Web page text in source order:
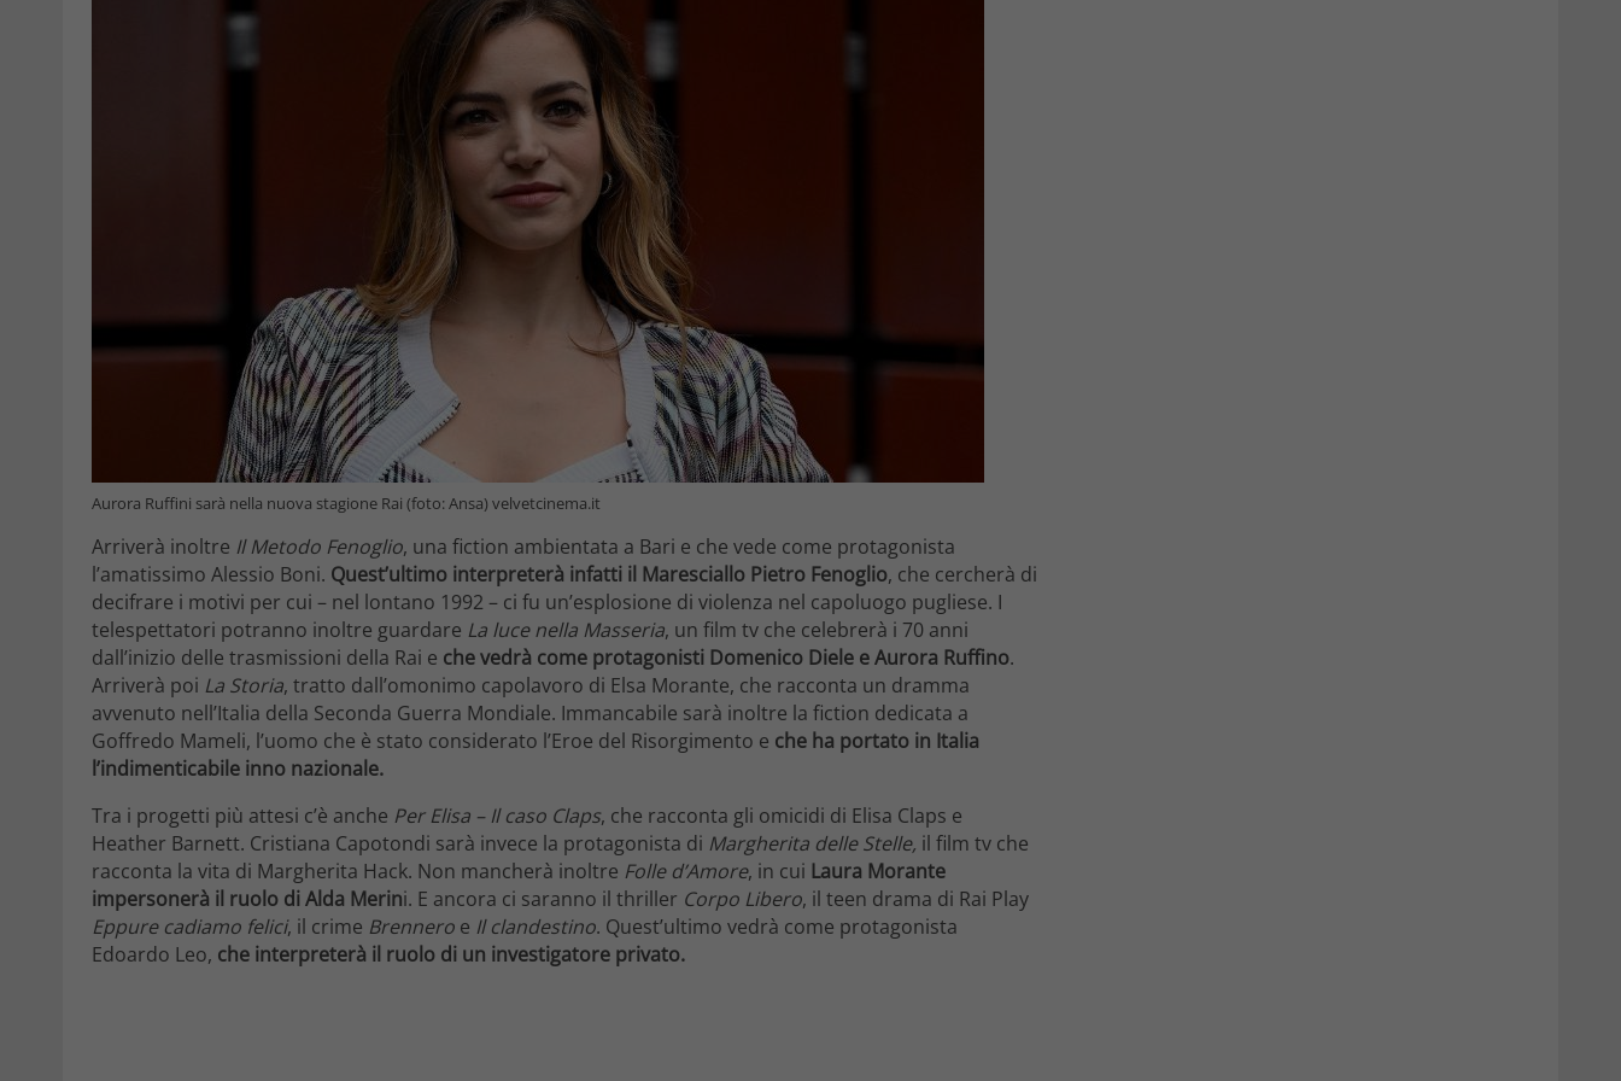
Aurora Ruffini sarà nella nuova stagione Rai (foto: Ansa) velvetcinema.it
Arriverà inoltre Il Metodo Fenoglio, una fiction ambientata a Bari e che vede come protagonista
l’amatissimo Alessio Boni. Quest’ultimo interpreterà infatti il Maresciallo Pietro Fenoglio, che cercherà di
decifrare i motivi per cui – nel lontano 1992 – ci fu un’esplosione di violenza nel capoluogo pugliese. I
telespettatori potranno inoltre guardare La luce nella Masseria, un film tv che celebrerà i 70 anni
dall’inizio delle trasmissioni della Rai e che vedrà come protagonisti Domenico Diele e Aurora Ruffino.
Arriverà poi La Storia, tratto dall’omonimo capolavoro di Elsa Morante, che racconta un dramma
avvenuto nell’Italia della Seconda Guerra Mondiale. Immancabile sarà inoltre la fiction dedicata a
Goffredo Mameli, l’uomo che è stato considerato l’Eroe del Risorgimento e che ha portato in Italia
l’indimenticabile inno nazionale.
Tra i progetti più attesi c’è anche Per Elisa – Il caso Claps, che racconta gli omicidi di Elisa Claps e
Heather Barnett. Cristiana Capotondi sarà invece la protagonista di Margherita delle Stelle, il film tv che
racconta la vita di Margherita Hack. Non mancherà inoltre Folle d’Amore, in cui Laura Morante
impersonerà il ruolo di Alda Merini. E ancora ci saranno il thriller Corpo Libero, il teen drama di Rai Play
Eppure cadiamo felici, il crime Brennero e Il clandestino. Quest’ultimo vedrà come protagonista
Edoardo Leo, che interpreterà il ruolo di un investigatore privato.